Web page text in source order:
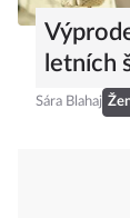
letních
Sára Blahaj